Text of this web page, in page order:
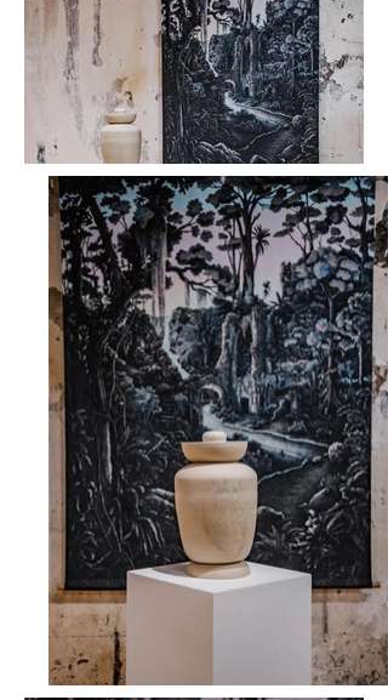
that echo in us, making the preservation of
life, a goal that we can trust.
Photo credits: Ophélie Maurus